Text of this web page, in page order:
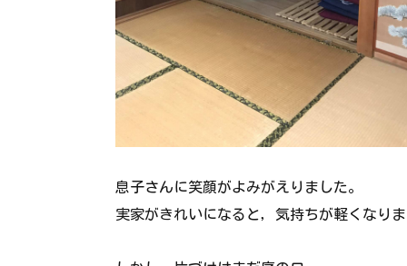
息子さんに笑顔がよみがえりました。
実家がきれいになると，気持ちが軽くなり